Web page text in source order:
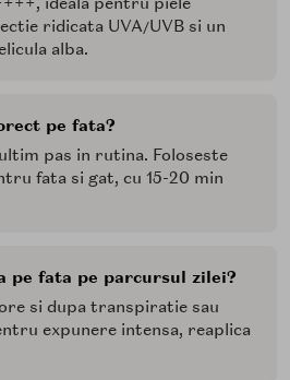
ridicata UVA/UVB si un
alba.
pe fata?
pas in rutina. Foloseste
fata si gat, cu 15-20 min
pe fata pe parcursul zilei?
si dupa transpiratie sau
expunere intensa, reaplica